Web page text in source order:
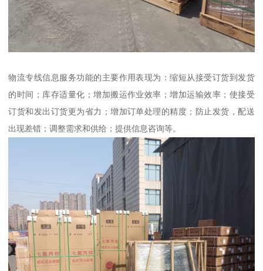
物流专线信息服务功能的主要作用表现为：缩短从接受订货到发货
的时间；库存适量化；增加搬运作业效率；增加运输效率；使接受
订货和发出订货更为省力；增加订单处理的精度；防止发货，配送
出现差错；调整需求和供给；提供信息咨询等。